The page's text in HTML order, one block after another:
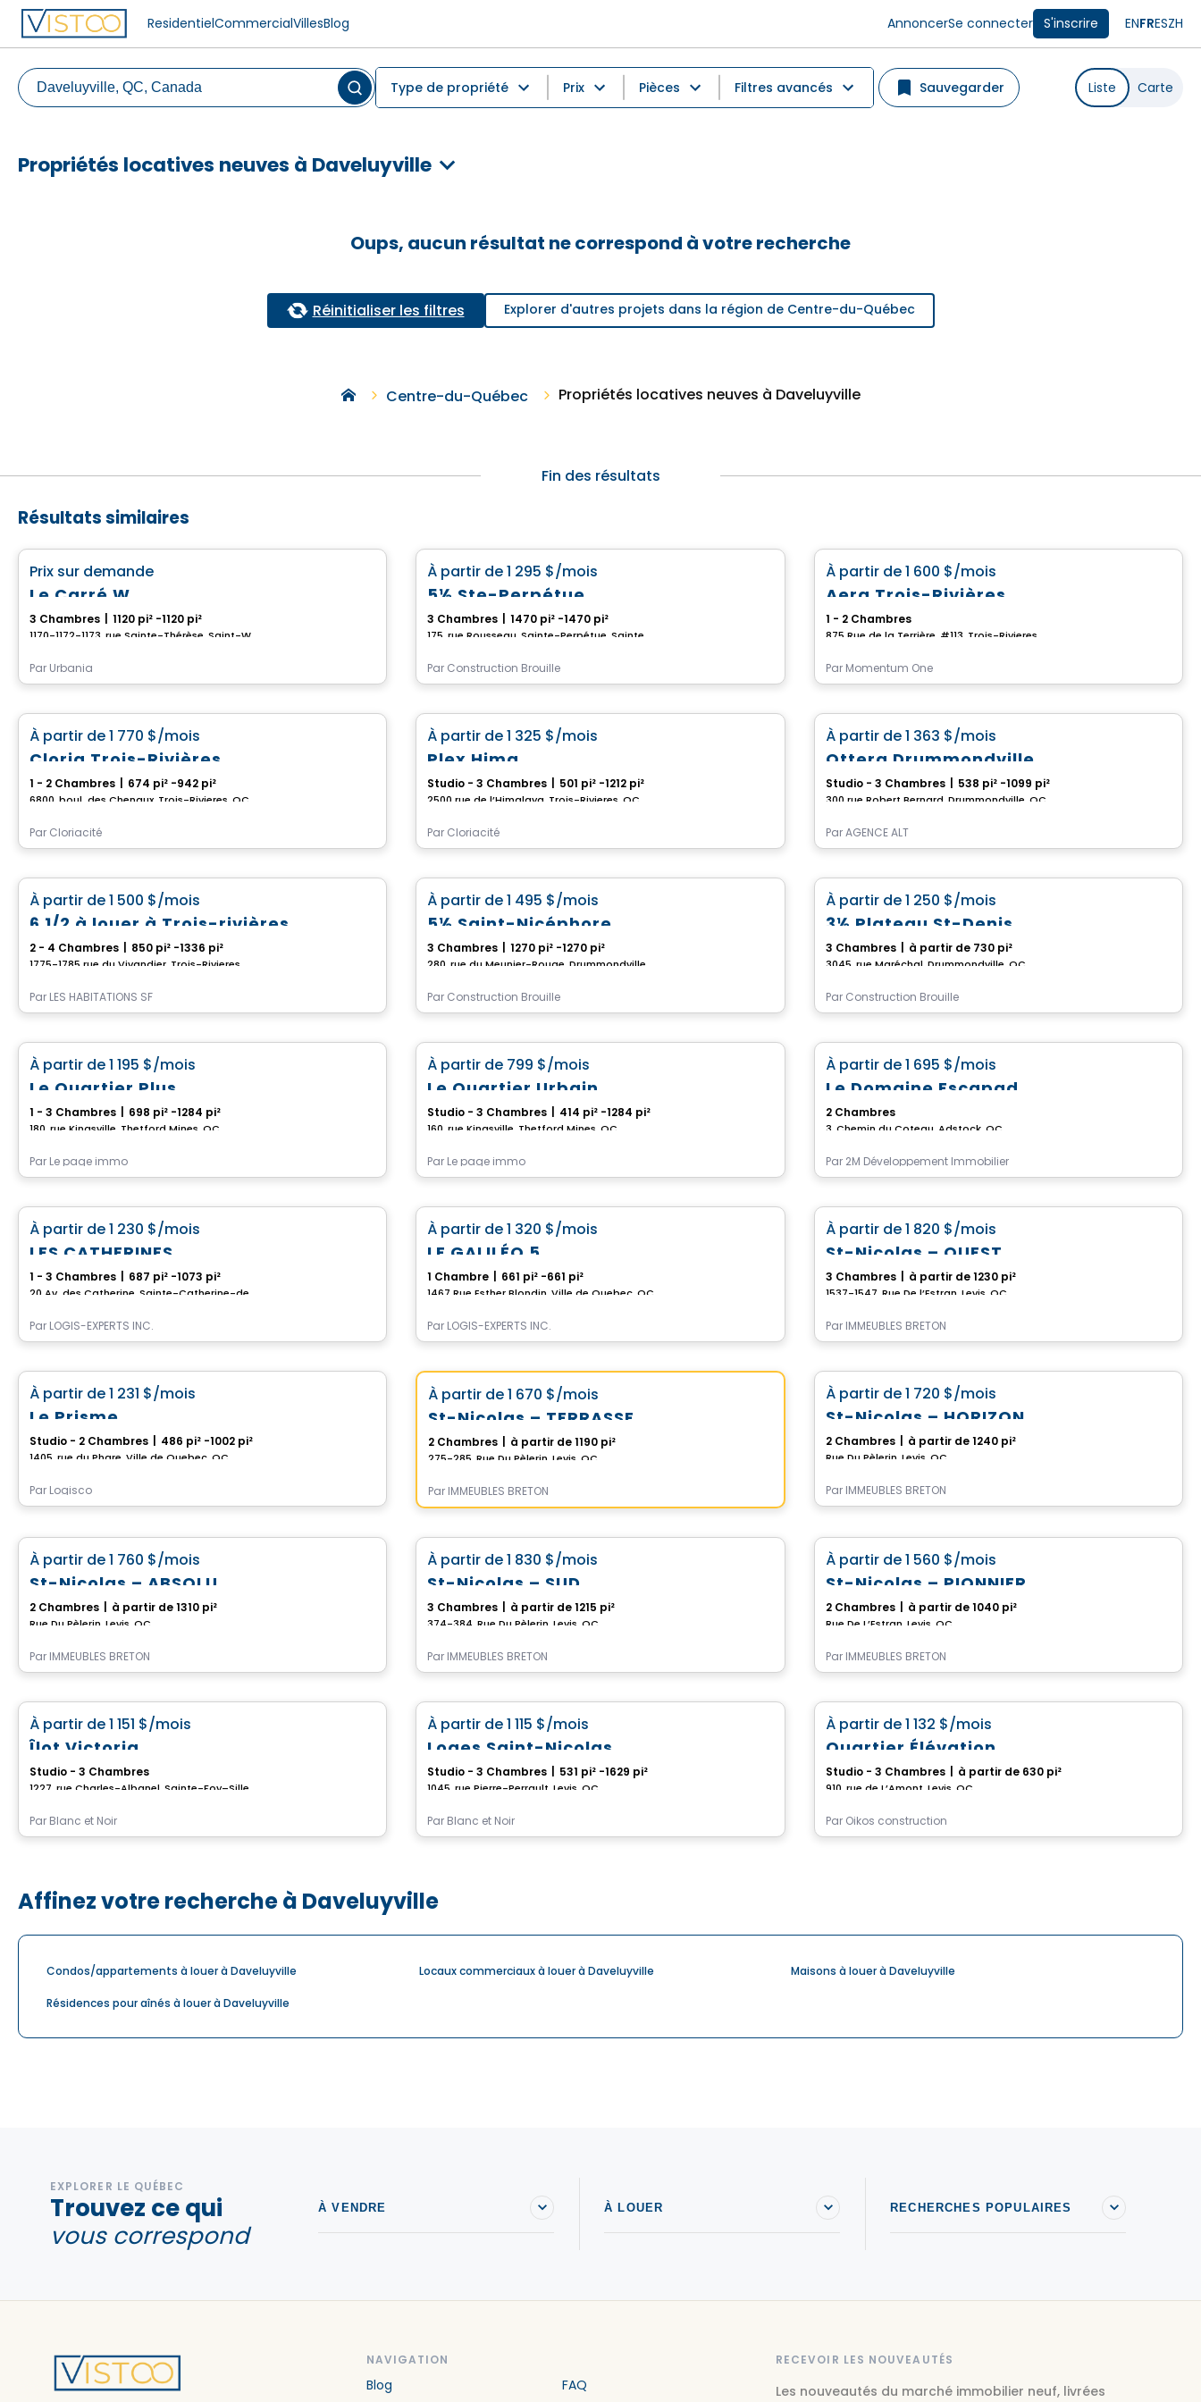
ResidentielCommercialVillesBlog AnnoncerSe connecter S'inscrire ENFRESZH
Type de propriété Prix Pièces Filtres avancés Sauvegarder Liste Carte
Propriétés locatives neuves à Daveluyville
Oups, aucun résultat ne correspond à votre recherche
Réinitialiser les filtres Explorer d'autres projets dans la région de Centre-du-Québec
Centre-du-Québec Propriétés locatives neuves à Daveluyville
Fin des résultats
Résultats similaires
Prix sur demande
Le Carré W
3 Chambres 1120 pi² -1120 pi²
Par Urbania
À partir de1 295 $/mois
5½ Ste-Perpétue
3 Chambres 1470 pi² -1470 pi²
Par Construction Brouille
À partir de1 600 $/mois
Aera Trois-Rivières
1 - 2 Chambres
Par Momentum One
Condo/Appartement
À partir de1 770 $/mois
Cloria Trois-Rivières
1 - 2 Chambres 674 pi² -942 pi²
6800, boul. des Chenaux, Trois-Rivieres, QC
Par Cloriacité
Condo/Appartement
À partir de1 325 $/mois
Plex Hima
Studio - 3 Chambres 501 pi² -1212 pi²
2500 rue de l’Himalaya, Trois-Rivieres, QC
Par Cloriacité
Condo/Appartement
À partir de1 363 $/mois
Ottera Drummondville
Studio - 3 Chambres 538 pi² -1099 pi²
300 rue Robert Bernard, Drummondville, QC
ParAGENCE ALT
Condo/Appartement
À partir de1 500 $/mois
6 1/2 à louer à Trois-rivières
2 - 4 Chambres 850 pi² -1336 pi²
Par LES HABITATIONS SF
Condo/Appartement
À partir de1 495 $/mois
5½ Saint-Nicéphore
3 Chambres 1270 pi² -1270 pi²
Par Construction Brouille
Condo/Appartement
À partir de1 250 $/mois
3½ Plateau St-Denis
3 Chambres à partir de 730 pi²
3045, rue Maréchal, Drummondville, QC
Par Construction Brouille
Condo/Appartement
À partir de1 195 $/mois
Le Quartier Plus
1 - 3 Chambres 698 pi² -1284 pi²
180, rue Kingsville, Thetford Mines, QC
Par Le page immo
Condo/Appartement
À partir de 799 $/mois
Le Quartier Urbain
Studio - 3 Chambres 414 pi² -1284 pi²
160, rue Kingsville, Thetford Mines, QC
Par Le page immo
Condo/Appartement
À partir de1 695 $/mois
Le Domaine Escapad
2 Chambres
3, Chemin du Coteau, Adstock, QC
Par 2M Développement Immobilier
Condo/Appartement
À partir de1 230 $/mois
LES CATHERINES
1 - 3 Chambres 687 pi² -1073 pi²
Par LOGIS-EXPERTS INC.
Condo/Appartement
À partir de1 320 $/mois
LE GALILÉO 5
1 Chambre 661 pi² -661 pi²
1467 Rue Esther Blondin, Ville de Quebec, QC
Par LOGIS-EXPERTS INC.
Condo/Appartement
À partir de1 820 $/mois
St-Nicolas – OUEST
3 Chambres à partir de 1230 pi²
1537-1547, Rue De l’Estran, Levis, QC
Par IMMEUBLES BRETON
Condo/Appartement
À partir de1 231 $/mois
Le Prisme
Studio - 2 Chambres 486 pi² -1002 pi²
1405, rue du Phare, Ville de Quebec, QC
Par Logisco
À partir de1 670 $/mois
St-Nicolas – TERRASSE
2 Chambres à partir de 1190 pi²
275-285, Rue Du Pèlerin, Levis, QC
Par IMMEUBLES BRETON
Condo/Appartement
À partir de1 720 $/mois
St-Nicolas – HORIZON
2 Chambres à partir de 1240 pi²
Rue Du Pèlerin, Levis, QC
Par IMMEUBLES BRETON
À partir de1 760 $/mois
St-Nicolas – ABSOLU
2 Chambres à partir de 1310 pi²
Rue Du Pèlerin, Levis, QC
Par IMMEUBLES BRETON
Condo/Appartement
À partir de1 830 $/mois
St-Nicolas – SUD
3 Chambres à partir de 1215 pi²
374-384, Rue Du Pèlerin, Levis, QC
Par IMMEUBLES BRETON
À partir de1 560 $/mois
St-Nicolas – PIONNIER
2 Chambres à partir de 1040 pi²
Rue De L’Estran, Levis, QC
Par IMMEUBLES BRETON
Maison
À partir de1 151 $/mois
Îlot Victoria
Studio - 3 Chambres
Par Blanc et Noir
Condo/Appartement
À partir de1 115 $/mois
Loges Saint-Nicolas
Studio - 3 Chambres 531 pi² -1629 pi²
1045, rue Pierre-Perrault, Levis, QC
Par Blanc et Noir
Condo/Appartement
À partir de1 132 $/mois
Quartier Élévation
Studio - 3 Chambres à partir de 630 pi²
910, rue de L’Amont, Levis, QC
Par Oikos construction
Affinez votre recherche à Daveluyville
Condos/appartements à louer à Daveluyville Locaux commerciaux à louer à Daveluyville Maisons à louer à Daveluyville
Résidences pour aînés à louer à Daveluyville
EXPLORER LE QUÉBEC
Trouvez ce qui
vous correspond
À VENDRE À LOUER RECHERCHES POPULAIRES
NAVIGATION
Blog FAQ
RECEVOIR LES NOUVEAUTÉS
Les nouveautés du marché immobilier neuf, livrées